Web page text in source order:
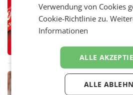
Coca-Cola
Markenidentität
Coca-Cola stellt ab
weiterentwickelte
Verpackungen in
Mittelpunkt des
RETAIL
Vöslauer 1,5-
Verwendung von Cookies
Cookie-Richtlinie zu.
Informationen
ALLE
ALLE